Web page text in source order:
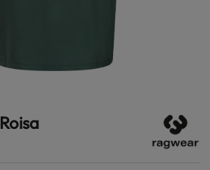
Roisa